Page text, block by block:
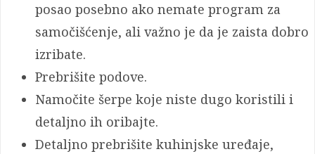
posao posebno ako nemate program za
samočišćenje, ali važno je da je zaista dobro
izribate.
Prebrišite podove.
Namočite šerpe koje niste dugo koristili i
detaljno ih oribajte.
Detaljno prebrišite kuhinjske uređaje,